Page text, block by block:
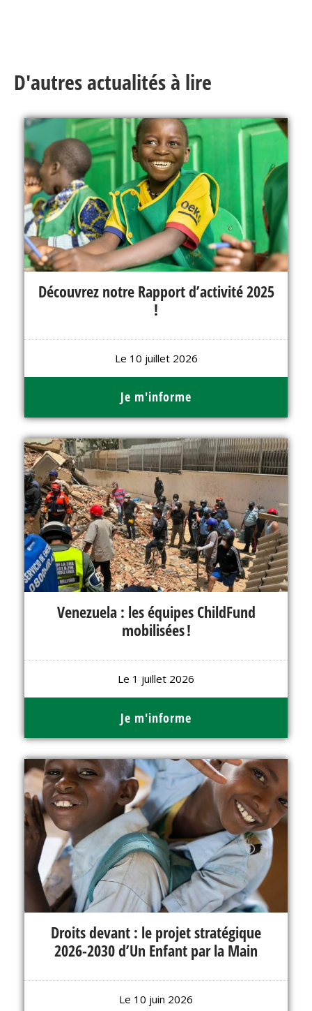
D'autres actualités à lire
Découvrez notre Rapport d’activité 2025
!
Le 10 juillet 2026
Je m'informe
Venezuela : les équipes ChildFund
mobilisées !
Le 1 juillet 2026
Je m'informe
Droits devant : le projet stratégique
2026-2030 d’Un Enfant par la Main
Le 10 juin 2026